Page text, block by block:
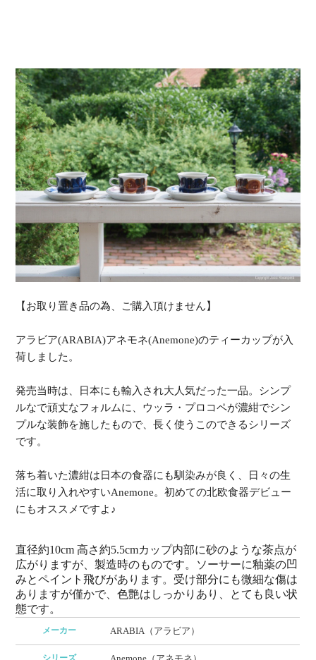
【お取り置き品の為、ご購入頂けません】
アラビア(ARABIA)アネモネ(Anemone)のティーカップが入
荷しました。
発売当時は、日本にも輸入され大人気だった一品。シンプ
ルなで頑丈なフォルムに、ウッラ・プロコペが濃紺でシン
プルな装飾を施したもので、長く使うこのできるシリーズ
です。
落ち着いた濃紺は日本の食器にも馴染みが良く、日々の生
活に取り入れやすいAnemone。初めての北欧食器デビュー
にもオススメですよ♪
直径約10cm 高さ約5.5cmカップ内部に砂のような茶点が
広がりますが、製造時のものです。ソーサーに釉薬の凹
みとペイント飛びがあります。受け部分にも微細な傷は
ありますが僅かで、色艶はしっかりあり、とても良い状
態です。
メーカー ARABIA（アラビア）
シリーズ